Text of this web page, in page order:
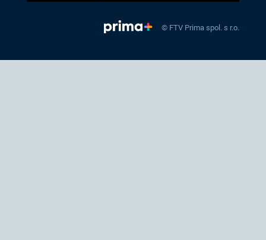
© FTV Prima spol. s r.o.